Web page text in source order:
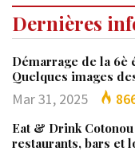
Dernières
Démarrage de la 6è
Quelques images
Mar 31, 2025
Eat & Drink
restaurants, bars et